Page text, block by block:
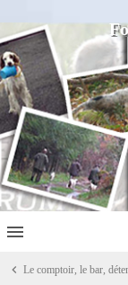
Le comptoir, le bar,